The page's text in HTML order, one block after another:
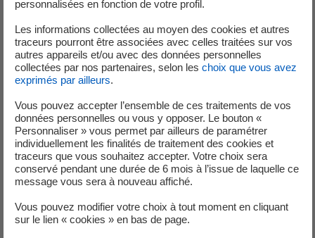
varie entre 30 et 70 %. Avec une plus grande autonomie
que les batteries et des temps de recharge plus court, la
pile à combustible apporte une réponse complémentaire
à un système énergétique propre. À la suite de travaux de
recherche, Axane filiale de Air Liquide dispose de piles à
combustible atteignant plus de 7 000 heures de
fonctionnement continu et avec un prix divisé par 6 en 10
ans.
Le Power to gas consiste à convertir de l’électricité en
hydrogène par électrolyse de l’eau et en méthane de
personnalisées en fonction de votre profil.
Les informations collectées au moyen des cookies et autres
traceurs pourront être associées avec celles traitées sur vos
autres appareils et/ou avec des données personnelles
collectées par nos partenaires, selon les choix que vous avez
exprimés par ailleurs.
Vous pouvez accepter l’ensemble de ces traitements de vos
données personnelles ou vous y opposer. Le bouton «
Personnaliser » vous permet par ailleurs de paramétrer
individuellement les finalités de traitement des cookies et
traceurs que vous souhaitez accepter. Votre choix sera
conservé pendant une durée de 6 mois à l’issue de laquelle ce
message vous sera à nouveau affiché.
Vous pouvez modifier votre choix à tout moment en cliquant
sur le lien « cookies » en bas de page.